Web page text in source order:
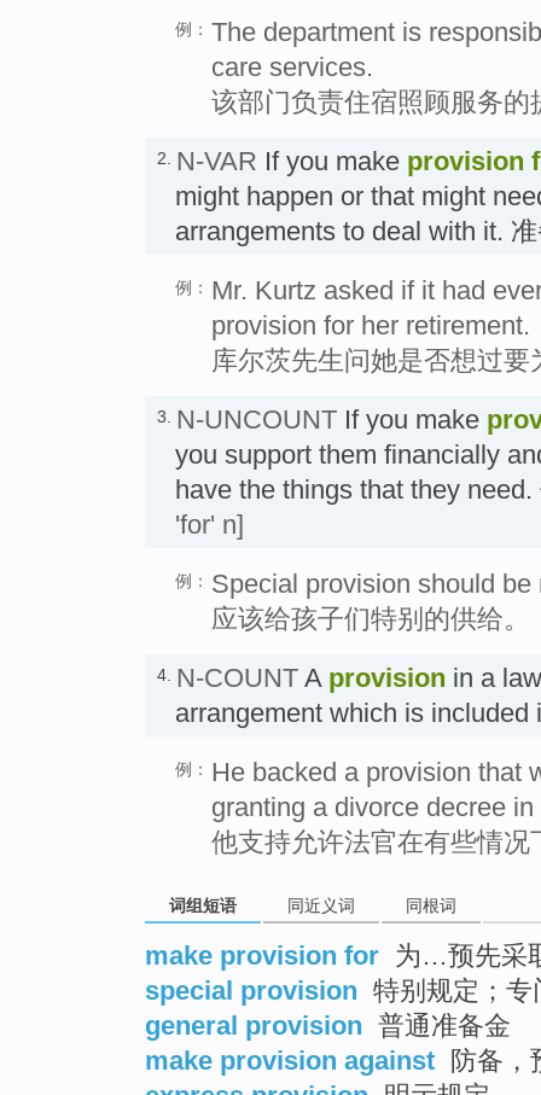
例： The department is
care services.
该部门负责住宿照顾服务的
2. N-VAR If you make provision
might happen or that might
arrangements to deal with it.
例： Mr. Kurtz asked if it had
provision for her retirement.
库尔茨先生问她是否想过
3. N-UNCOUNT If you make
you support them financially
have the things that they
'for' n]
例： Special provision should
应该给孩子们特别的供给。
4. N-COUNT A provision in a
arrangement which is included
例： He backed a provision that
granting a divorce decree
他支持允许法官在有些情
词组短语 同近义词 同根词
make provision for 为…预先采
special provision 特别规定；专
general provision 普通准备金
make provision against
防备